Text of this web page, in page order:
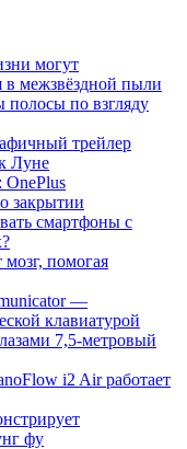
могут
в межзвёздной пыли
полосы по взгляду
трейлер
Луне
OnePlus
закрытии
смартфоны с
помогая
—
клавиатурой
7,5-метровый
i2 Air работает
фу